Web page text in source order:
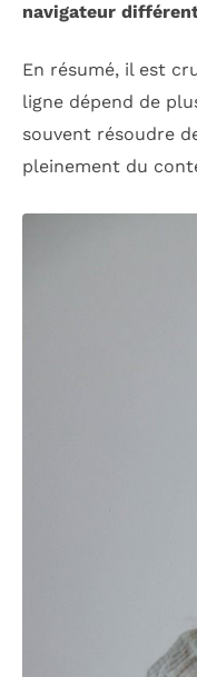
navigateur
En résumé, il est
ligne dépend de
souvent résoudre
pleinement du